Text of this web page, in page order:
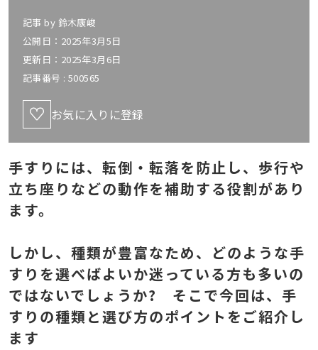
記事 by 鈴木康峻
公開日：2025年3月5日
更新日：2025年3月6日
記事番号 : 500565
お気に入りに登録
手すりには、転倒・転落を防止し、歩行や
立ち座りなどの動作を補助する役割があり
ます。
しかし、種類が豊富なため、どのような手
すりを選べばよいか迷っている方も多いの
ではないでしょうか? そこで今回は、手
すりの種類と選び方のポイントをご紹介し
ます